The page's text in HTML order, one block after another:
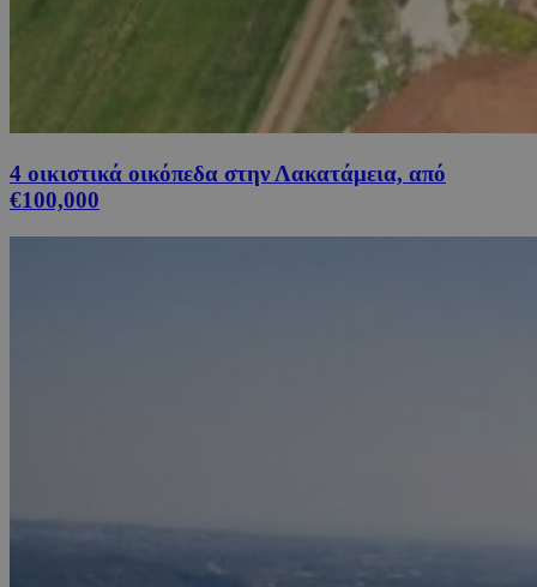
4 οικιστικά οικόπεδα στην Λακατάμεια, από
€100,000